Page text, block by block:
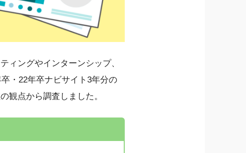
ィングやインターンシップ、
・22年卒ナビサイト3年分の
観点から調査しました。